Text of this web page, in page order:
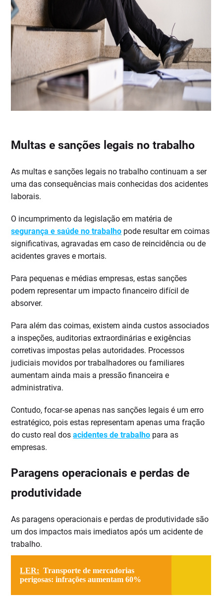
Multas e sanções legais no trabalho
As multas e sanções legais no trabalho continuam a ser
uma das consequências mais conhecidas dos acidentes
laborais.
O incumprimento da legislação em matéria de
segurança e saúde no trabalho pode resultar em coimas
significativas, agravadas em caso de reincidência ou de
acidentes graves e mortais.
Para pequenas e médias empresas, estas sanções
podem representar um impacto financeiro difícil de
absorver.
Para além das coimas, existem ainda custos associados
a inspeções, auditorias extraordinárias e exigências
corretivas impostas pelas autoridades. Processos
judiciais movidos por trabalhadores ou familiares
aumentam ainda mais a pressão financeira e
administrativa.
Contudo, focar-se apenas nas sanções legais é um erro
estratégico, pois estas representam apenas uma fração
do custo real dosacidentes de trabalho para as
empresas.
Paragens operacionais e perdas de
produtividade
As paragens operacionais e perdas de produtividade são
um dos impactos mais imediatos após um acidente de
trabalho.
LER: Transporte de mercadorias
perigosas: infrações aumentam 60%